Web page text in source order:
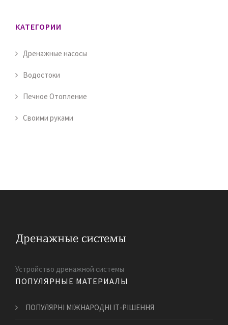
КАТЕГОРИИ
Дренажные насосы
Водостоки
Печное Отопление
Своими руками
Устройство дренажной системы
ПОПУЛЯРНЫЕ МАТЕРИАЛЫ
ПОПУЛЯРНІ МІЖНАРОДНІ ІТ-РІШЕННЯ